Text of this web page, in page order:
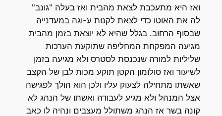
ואז היא מתעכבת לצאת מהבית ואז בעלה "גונב"
לה את האוטו כדי לצאת לקנות ע-וגה במעדנייה
שבסוף הרחוב. בגלל שהיא לא יוצאת בזמן מהבית
מגיעה המפקחת המחליפה שתוקעת הערכות
שליליות למורה שנכנסת לסטרס ולא מגיעה בזמן
לשיעור ואז סולומון הקטן תוקע מכות לבן של הקצב
שאשתו מתחילה לצעוק עליו ולכן הוא הולך לפגישה
אצל המנהל ולא מגיע לעבודה ואשתו של הנהג לא
קונה בשר אז הנהג משתולל מעצבים ונהיה לו כאב